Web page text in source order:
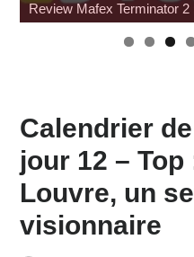
Review Mafex Terminator
Calendrier
jour 12 – Top
Louvre, un
visionnaire